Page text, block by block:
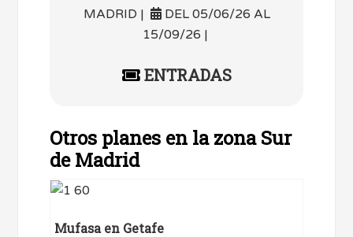
MADRID |
DEL 05/06/26 AL
15/09/26 |
ENTRADAS
Otros planes en la zona Sur
de Madrid
Mufasa en Getafe